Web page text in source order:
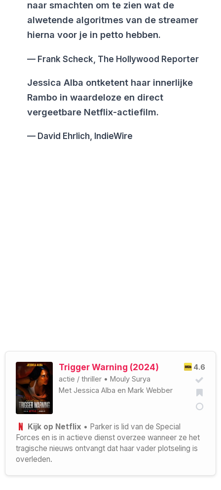
naar smachten om te zien wat de
alwetende algoritmes van de streamer
hierna voor je in petto hebben.
Frank Scheck, The Hollywood Reporter
Jessica Alba ontketent haar innerlijke
Rambo in waardeloze en direct
vergeetbare Netflix-actiefilm.
David Ehrlich, IndieWire
4.6
Trigger Warning (2024)
actie / thriller • Mouly Surya
Met Jessica Alba en Mark Webber
Kijk op Netflix • Parker is lid van de Special
Forces en is in actieve dienst overzee wanneer ze het
tragische nieuws ontvangt dat haar vader plotseling is
overleden.